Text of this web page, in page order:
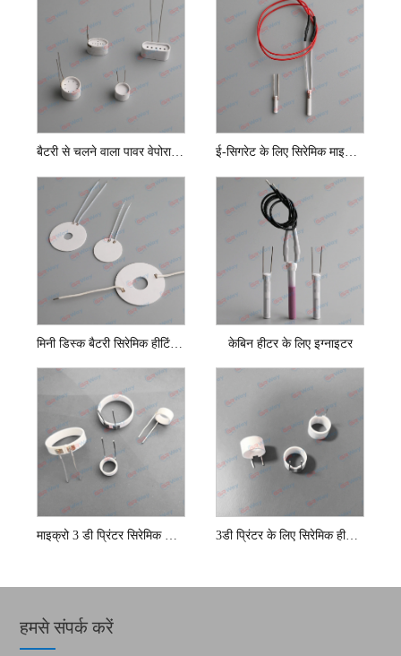
बैटरी से चलने वाला पावर वेपोराइज़र सिरेमिक कप हीटर ई-सिगरेट के लिए सिरेमिक माइक्रो हीटर
मिनी डिस्क बैटरी सिरेमिक हीटिंग कॉइल केबिन हीटर के लिए इग्नाइटर
3डी प्रिंटर के लिए सिरेमिक हीटर तत्व
हमसे संपर्क करें